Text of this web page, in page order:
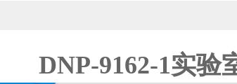
DNP-9162-1实验